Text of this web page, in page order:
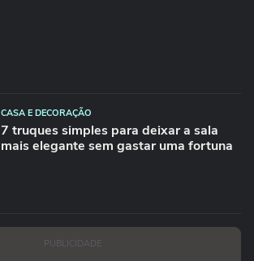
CASA E DECORAÇÃO
7 truques simples para deixar a sala
mais elegante sem gastar uma fortuna
PUBLICIDADE